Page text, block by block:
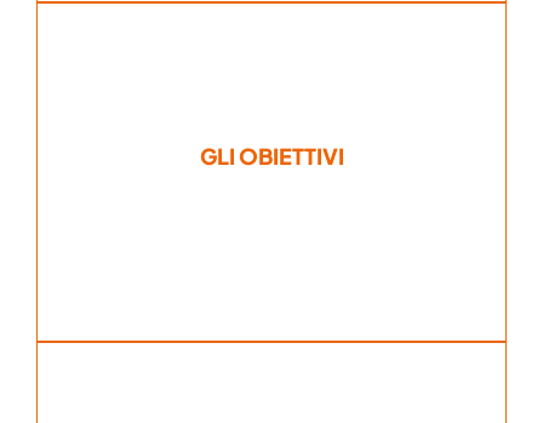
GLI OBIETTIVI
definizione di obiettivi da raggiungere con